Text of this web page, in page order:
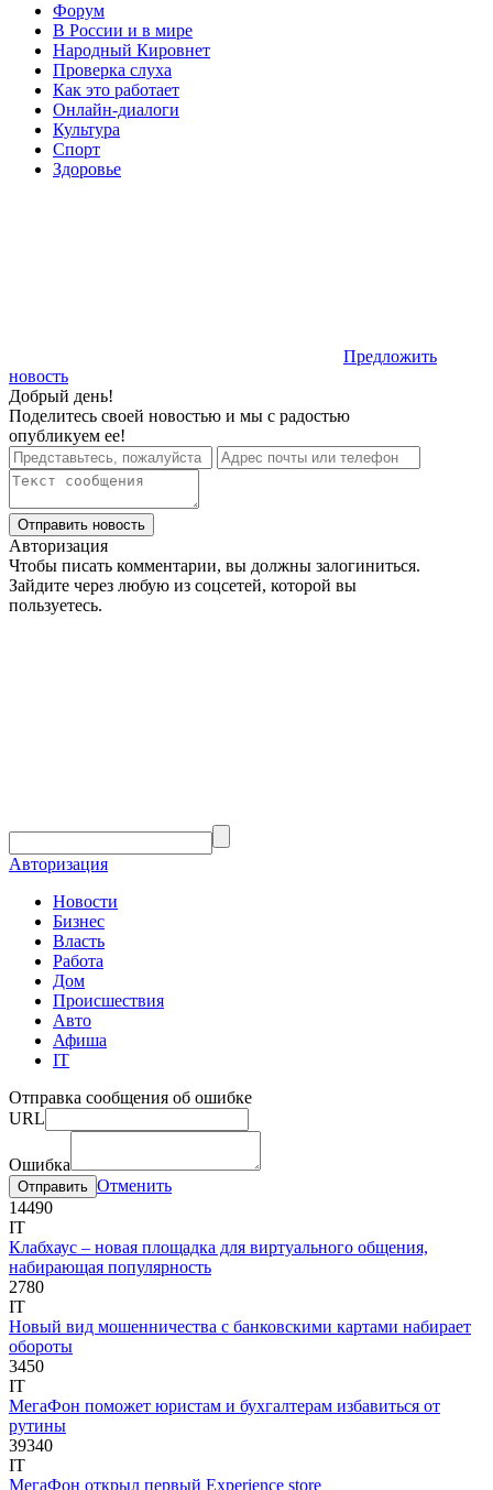
Форум
В России и в мире
Народный Кировнет
Проверка слуха
Как это работает
Онлайн-диалоги
Культура
Спорт
Здоровье
Предложить
новость
Добрый день!
Поделитесь своей новостью и мы с радостью
опубликуем ее!
Авторизация
Чтобы писать комментарии, вы должны залогиниться.
Зайдите через любую из соцсетей, которой вы
пользуетесь.
Авторизация
Новости
Бизнес
Власть
Работа
Дом
Происшествия
Авто
Афиша
IT
Отправка сообщения об ошибке
URL
Ошибка
Отменить
14490
IT
Клабхаус – новая площадка для виртуального общения,
набирающая популярность
2780
IT
Новый вид мошенничества с банковскими картами набирает
обороты
3450
IT
МегаФон поможет юристам и бухгалтерам избавиться от
рутины
39340
IT
МегаФон открыл первый Experience store